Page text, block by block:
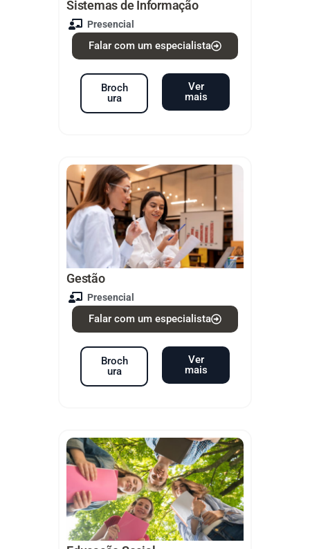
Sistemas de Informação
Presencial
Falar com um especialista
Broch
ura
Ver
mais
Gestão
Presencial
Falar com um especialista
Broch
ura
Ver
mais